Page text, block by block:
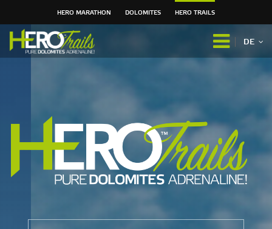
HERO MARATHON DOLOMITES HERO TRAILS
DE